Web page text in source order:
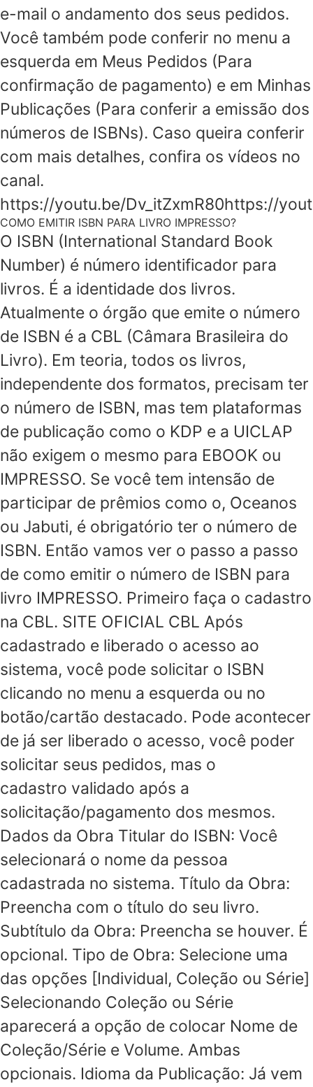
e-mail o andamento dos seus pedidos.
Você também pode conferir no menu a
esquerda em Meus Pedidos (Para
confirmação de pagamento) e em Minhas
Publicações (Para conferir a emissão dos
números de ISBNs). Caso queira conferir
com mais detalhes, confira os vídeos no
canal.
https://youtu.be/Dv_itZxmR80https://
COMO EMITIR ISBN PARA LIVRO IMPRESSO?
O ISBN (International Standard Book
Number) é número identificador para
livros. É a identidade dos livros.
Atualmente o órgão que emite o número
de ISBN é a CBL (Câmara Brasileira do
Livro). Em teoria, todos os livros,
independente dos formatos, precisam ter
o número de ISBN, mas tem plataformas
de publicação como o KDP e a UICLAP
não exigem o mesmo para EBOOK ou
IMPRESSO. Se você tem intensão de
participar de prêmios como o, Oceanos
ou Jabuti, é obrigatório ter o número de
ISBN. Então vamos ver o passo a passo
de como emitir o número de ISBN para
livro IMPRESSO. Primeiro faça o cadastro
na CBL. SITE OFICIAL CBL Após
cadastrado e liberado o acesso ao
sistema, você pode solicitar o ISBN
clicando no menu a esquerda ou no
botão/cartão destacado. Pode acontecer
de já ser liberado o acesso, você poder
solicitar seus pedidos, mas o
cadastro validado após a
solicitação/pagamento dos mesmos.
Dados da Obra Titular do ISBN: Você
selecionará o nome da pessoa
cadastrada no sistema. Título da Obra:
Preencha com o título do seu livro.
Subtítulo da Obra: Preencha se houver. É
opcional. Tipo de Obra: Selecione uma
das opções [Individual, Coleção ou Série]
Selecionando Coleção ou Série
aparecerá a opção de colocar Nome de
Coleção/Série e Volume. Ambas
opcionais. Idioma da Publicação: Já vem